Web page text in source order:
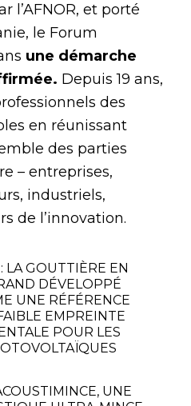
l’AFNOR, et porté
le Forum
une démarche
Depuis 19 ans,
des
en réunissant
des parties
– entreprises,
industriels,
de l’innovation.
LA GOUTTIÈRE EN
DÉVELOPPÉ
UNE RÉFÉRENCE
EMPREINTE
POUR LES
UNE